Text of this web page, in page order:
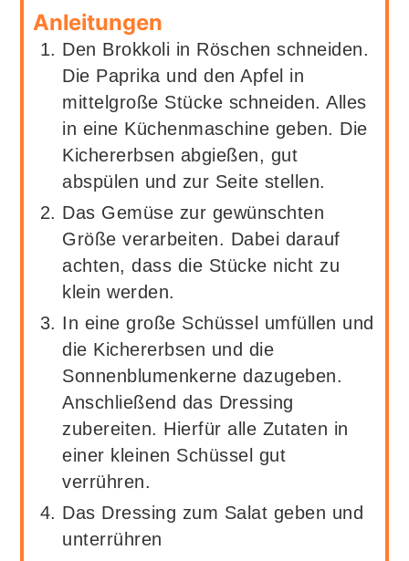
Anleitungen
Den Brokkoli in Röschen schneiden.
Die Paprika und den Apfel in
mittelgroße Stücke schneiden. Alles
in eine Küchenmaschine geben. Die
Kichererbsen abgießen, gut
abspülen und zur Seite stellen.
Das Gemüse zur gewünschten
Größe verarbeiten. Dabei darauf
achten, dass die Stücke nicht zu
klein werden.
In eine große Schüssel umfüllen und
die Kichererbsen und die
Sonnenblumenkerne dazugeben.
Anschließend das Dressing
zubereiten. Hierfür alle Zutaten in
einer kleinen Schüssel gut
verrühren.
Das Dressing zum Salat geben und
unterrühren